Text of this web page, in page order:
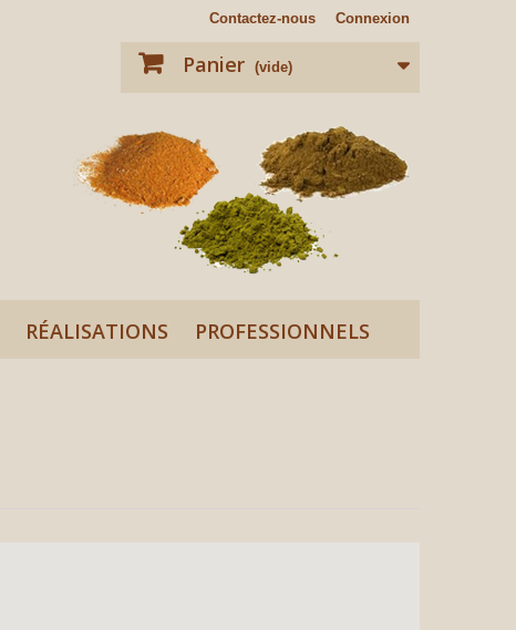
Connexion
Contactez-nous
Panier (vide)
RÉALISATIONS PROFESSIONNELS